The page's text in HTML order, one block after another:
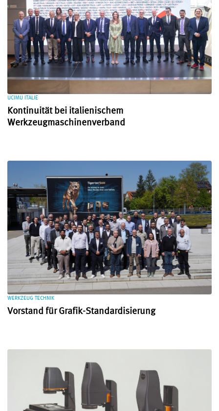
UCIMU ITALIE
Kontinuität bei italienischem
Werkzeugmaschinenverband
WERKZEUG TECHNIK
Vorstand für Grafik-Standardisierung